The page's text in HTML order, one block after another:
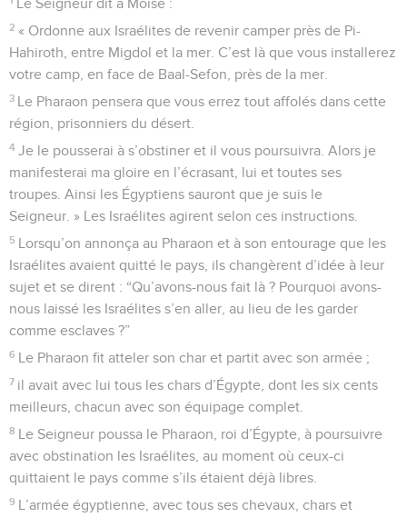
Le Seigneur dit à Moïse :
2 « Ordonne aux Israélites de revenir camper près de Pi-
Hahiroth, entre Migdol et la mer. C’est là que vous installerez
votre camp, en face de Baal-Sefon, près de la mer.
3 Le Pharaon pensera que vous errez tout affolés dans cette
région, prisonniers du désert.
4 Je le pousserai à s’obstiner et il vous poursuivra. Alors je
manifesterai ma gloire en l’écrasant, lui et toutes ses
troupes. Ainsi les Égyptiens sauront que je suis le
Seigneur. » Les Israélites agirent selon ces instructions.
5 Lorsqu’on annonça au Pharaon et à son entourage que les
Israélites avaient quitté le pays, ils changèrent d’idée à leur
sujet et se dirent : “Qu’avons-nous fait là ? Pourquoi avons-
nous laissé les Israélites s’en aller, au lieu de les garder
comme esclaves ?”
6 Le Pharaon fit atteler son char et partit avec son armée ;
7 il avait avec lui tous les chars d’Égypte, dont les six cents
meilleurs, chacun avec son équipage complet.
8 Le Seigneur poussa le Pharaon, roi d’Égypte, à poursuivre
avec obstination les Israélites, au moment où ceux-ci
quittaient le pays comme s’ils étaient déjà libres.
9 L’armée égyptienne, avec tous ses chevaux, chars et